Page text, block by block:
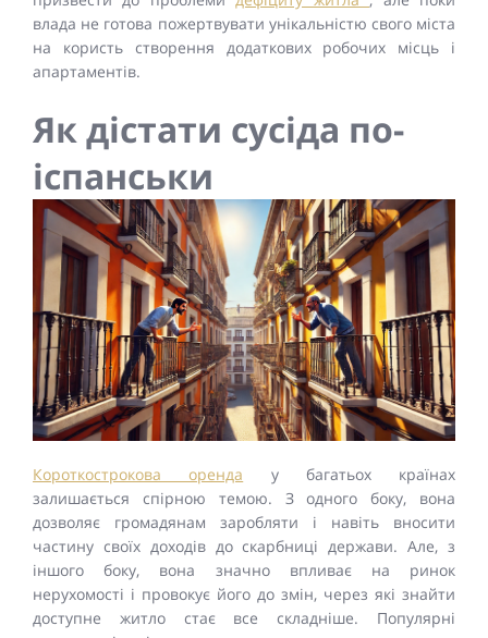
влада не готова пожертвувати унікальністю свого міста
на користь створення додаткових робочих місць і
апартаментів.
Як дістати сусіда по-
іспанськи
Короткострокова оренда у багатьох країнах
залишається спірною темою. З одного боку, вона
дозволяє громадянам заробляти і навіть вносити
частину своїх доходів до скарбниці держави. Але, з
іншого боку, вона значно впливає на ринок
нерухомості і провокує його до змін, через які знайти
доступне житло стає все складніше. Популярні